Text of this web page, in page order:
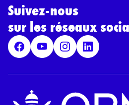
R
P
D
*
Suivez-nous
sur les réseaux